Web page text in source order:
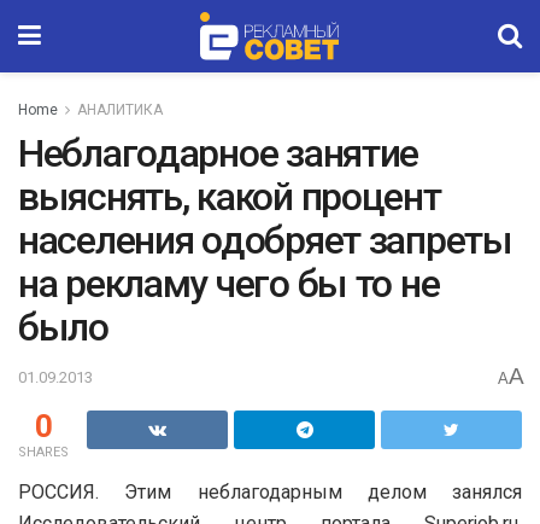
Home АНАЛИТИКА
Неблагодарное занятие
выяснять, какой процент
населения одобряет запреты
на рекламу чего бы то не
было
01.09.2013 AA
0
SHARES
РОССИЯ. Этим неблагодарным делом занялся